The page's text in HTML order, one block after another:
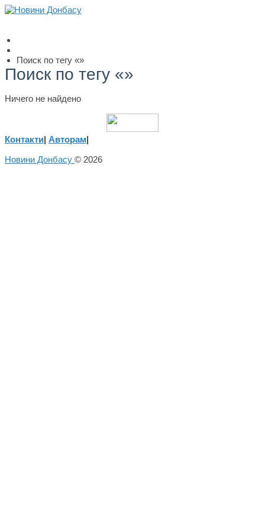
Поиск по тегу «»
Поиск по тегу «»
Ничего не найдено
Контакти| Авторам|
Новини Донбасу © 2026